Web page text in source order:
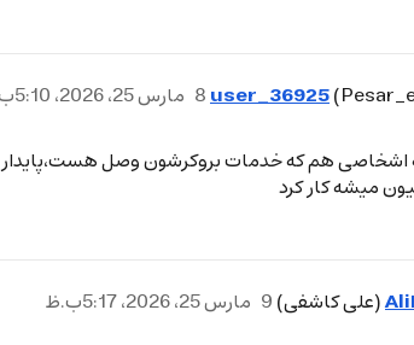
user_36925 مارس 25، 2026، 5:10ب.ظ 8
اشخاصی هم که خدمات بروکرشون وصل هست،پایدار
(علی کاشفی) مارس 25، 2026، 5:17ب.ظ 9